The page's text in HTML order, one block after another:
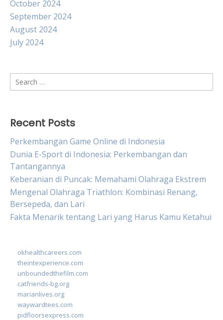
October 2024
September 2024
August 2024
July 2024
Search
for:
Recent Posts
Perkembangan Game Online di Indonesia
Dunia E-Sport di Indonesia: Perkembangan dan
Tantangannya
Keberanian di Puncak: Memahami Olahraga Ekstrem
Mengenal Olahraga Triathlon: Kombinasi Renang,
Bersepeda, dan Lari
Fakta Menarik tentang Lari yang Harus Kamu Ketahui
okhealthcareers.com
theintexperience.com
unboundedthefilm.com
catfriends-bg.org
marianlives.org
waywardtees.com
pidfloorsexpress.com